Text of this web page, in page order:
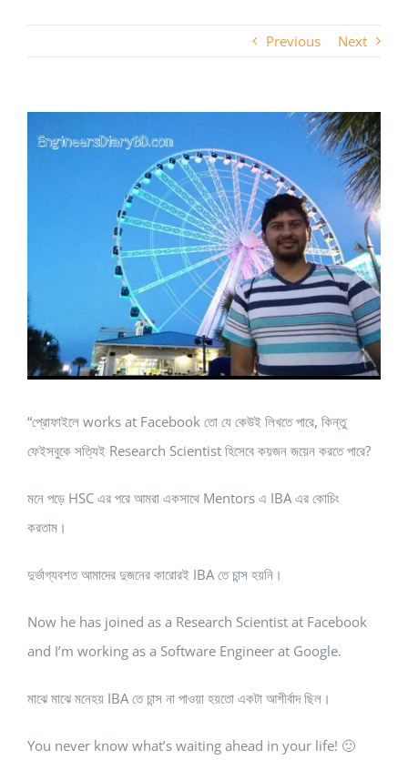
Previous Next
Larger
“প্রোফাইলে works at Facebook তো যে কেউই লিখতে পারে, কিন্তু
ফেইসবুকে সত্যিই Research Scientist হিসেবে কয়জন জয়েন করতে পারে?
মনে পড়ে HSC এর পরে আমরা একসাথে Mentors এ IBA এর কোচিং
করতাম।
দুর্ভাগ্যবশত আমাদের দুজনের কারোরই IBA তে চান্স হয়নি।
Now he has joined as a Research Scientist at Facebook
and I’m working as a Software Engineer at Google.
মাঝে মাঝে মনেহয় IBA তে চান্স না পাওয়া হয়তো একটা আশীর্বাদ ছিল।
You never know what’s waiting ahead in your life! 🙂